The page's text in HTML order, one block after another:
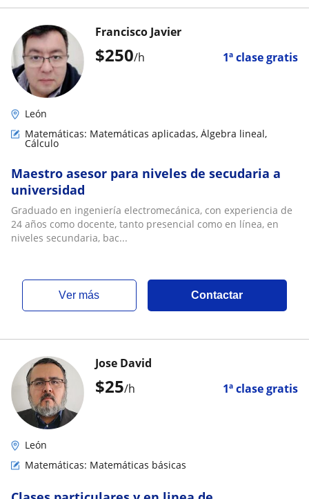
$250/h 1ª clase gratis
Francisco Javier
León
Matemáticas: Matemáticas aplicadas, Álgebra lineal,
Cálculo
Maestro asesor para niveles de secudaria a
universidad
Graduado en ingeniería electromecánica, con experiencia de
24 años como docente, tanto presencial como en línea, en
niveles secundaria, bac...
ver más Contactar
$25/h 1ª clase gratis
Jose David
León
Matemáticas: Matemáticas básicas